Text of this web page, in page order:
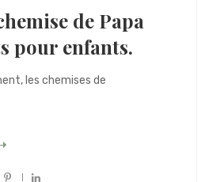
de Papa
pour enfants.
les chemises de